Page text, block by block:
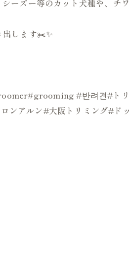
ーズー等のカット犬種や、チ
出します✂️✨
#반려견#トリ
アルン#大阪トリミング#ド